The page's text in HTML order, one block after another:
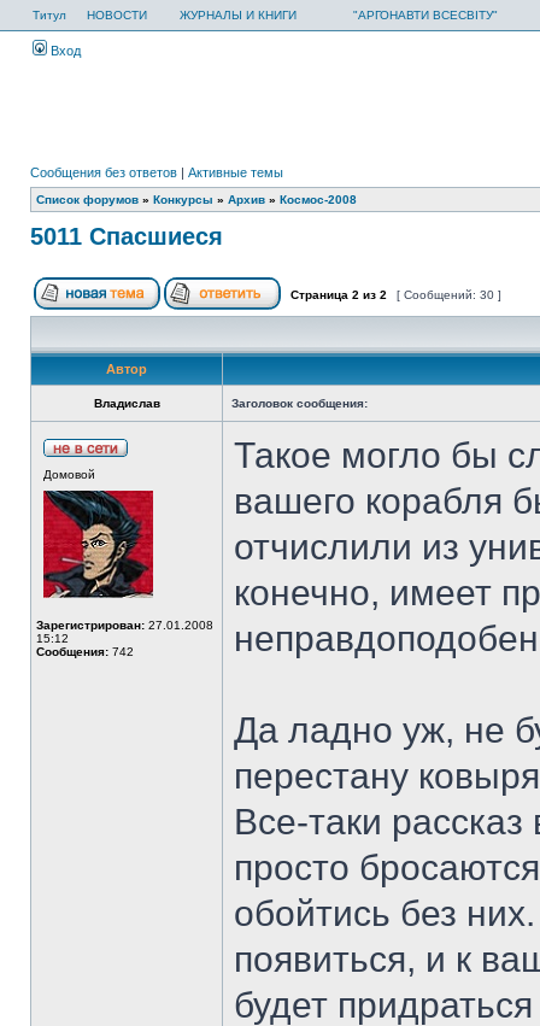
Титул НОВОСТИ ЖУРНАЛЫ И КНИГИ "АРГОНАВТИ ВСЕСВІТУ"
Вход
Сообщения без ответов | Активные темы
Список форумов » Конкурсы » Архив » Космос-2008
5011 Спасшиеся
Страница 2 из 2 [ Сообщений: 30 ]
Автор
Владислав Заголовок сообщения:
Домовой
Зарегистрирован: 27.01.2008
15:12
Сообщения: 742
Такое могло бы
вашего корабля
отчислили из
конечно, имеет
Да ладно уж, не
перестану
Все-таки
просто
обойтись без
появиться, и к
будет